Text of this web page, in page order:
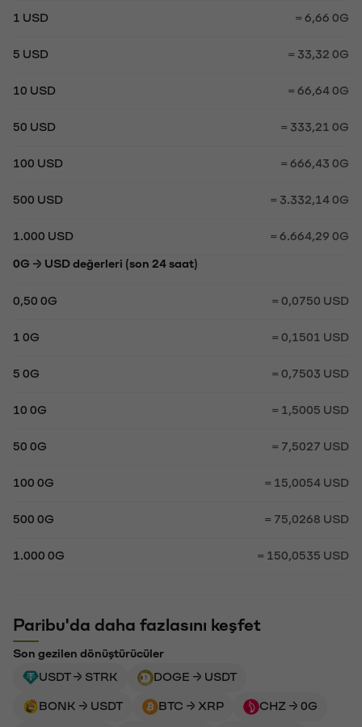
1 USD = 6,66 0G
5 USD = 33,32 0G
10 USD = 66,64 0G
50 USD = 333,21 0G
100 USD = 666,43 0G
500 USD = 3.332,14 0G
1.000 USD = 6.664,29 0G
0G → USD değerleri (son 24 saat)
0,50 0G = 0,0750 USD
1 0G = 0,1501 USD
5 0G = 0,7503 USD
10 0G = 1,5005 USD
50 0G = 7,5027 USD
100 0G = 15,0054 USD
500 0G = 75,0268 USD
1.000 0G = 150,0535 USD
Paribu'da daha fazlasını keşfet
Son gezilen dönüştürücüler
USDT → STRK
DOGE → USDT
BONK → USDT BTC → XRP CHZ → 0G